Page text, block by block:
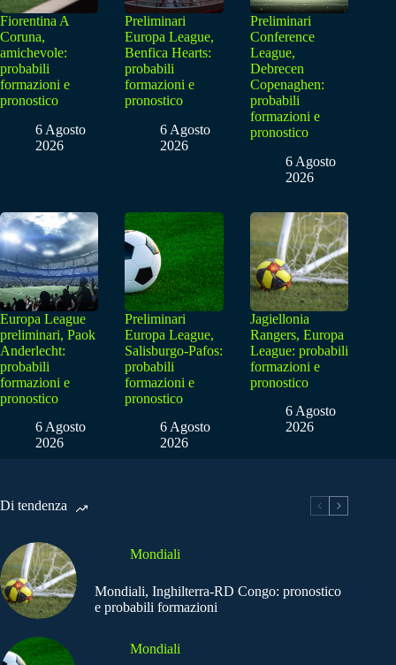
Fiorentina A
Coruna,
amichevole:
probabili
formazioni e
pronostico
6 Agosto
2026
Preliminari
Europa League,
Benfica Hearts:
probabili
formazioni e
pronostico
6 Agosto
2026
Preliminari
Conference
League,
Debrecen
Copenaghen:
probabili
formazioni e
pronostico
6 Agosto
2026
Europa League
preliminari, Paok
Anderlecht:
probabili
formazioni e
pronostico
6 Agosto
2026
Preliminari
Europa League,
Salisburgo-Pafos:
probabili
formazioni e
pronostico
6 Agosto
2026
Jagiellonia
Rangers, Europa
League: probabili
formazioni e
pronostico
6 Agosto
2026
Di tendenza
Mondiali
Mondiali, Inghilterra-RD Congo: pronostico
e probabili formazioni
Mondiali